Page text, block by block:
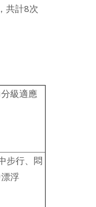
共計8次
級適應
步行、悶
浮